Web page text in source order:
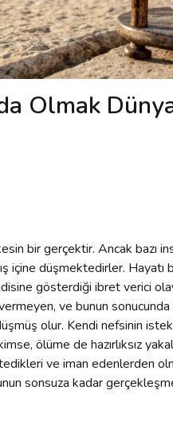
Olmak
bir gerçektir. Ancak bazı
içine düşmektedirler. Hayatı
gösterdiği ibret verici
ve bunun
olur. Kendi nefsinin
ölüme de hazırlıksız
ve iman edenlerden
sonsuza kadar